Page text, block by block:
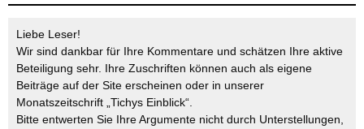
Liebe Leser!
Wir sind dankbar für Ihre Kommentare und schätzen Ihre aktive
Beteiligung sehr. Ihre Zuschriften können auch als eigene
Beiträge auf der Site erscheinen oder in unserer
Monatszeitschrift „Tichys Einblick“.
Bitte entwerten Sie Ihre Argumente nicht durch Unterstellungen,